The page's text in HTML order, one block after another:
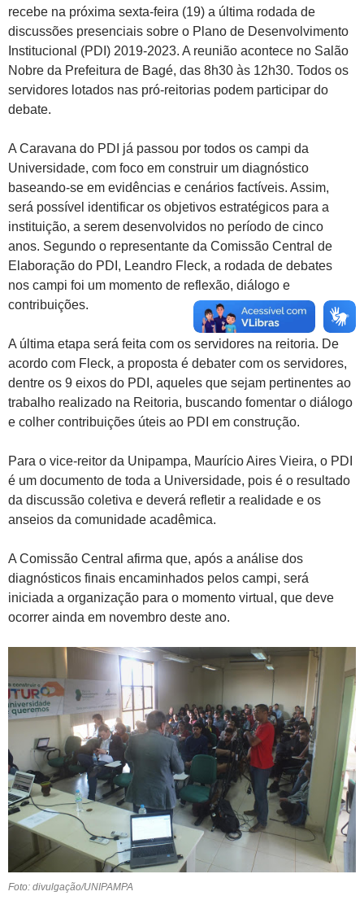
recebe na próxima sexta-feira (19) a última rodada de
discussões presenciais sobre o Plano de Desenvolvimento
Institucional (PDI) 2019-2023. A reunião acontece no Salão
Nobre da Prefeitura de Bagé, das 8h30 às 12h30. Todos os
servidores lotados nas pró-reitorias podem participar do
debate.
A Caravana do PDI já passou por todos os campi da
Universidade, com foco em construir um diagnóstico
baseando-se em evidências e cenários factíveis. Assim,
será possível identificar os objetivos estratégicos para a
instituição, a serem desenvolvidos no período de cinco
anos. Segundo o representante da Comissão Central de
Elaboração do PDI, Leandro Fleck, a rodada de debates
nos campi foi um momento de reflexão, diálogo e
contribuições.
A última etapa será feita com os servidores na reitoria. De
acordo com Fleck, a proposta é debater com os servidores,
dentre os 9 eixos do PDI, aqueles que sejam pertinentes ao
trabalho realizado na Reitoria, buscando fomentar o diálogo
e colher contribuições úteis ao PDI em construção.
Para o vice-reitor da Unipampa, Maurício Aires Vieira, o PDI
é um documento de toda a Universidade, pois é o resultado
da discussão coletiva e deverá refletir a realidade e os
anseios da comunidade acadêmica.
A Comissão Central afirma que, após a análise dos
diagnósticos finais encaminhados pelos campi, será
iniciada a organização para o momento virtual, que deve
ocorrer ainda em novembro deste ano.
Foto: divulgação/UNIPAMPA